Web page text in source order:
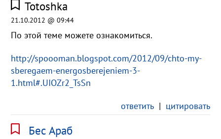
Totoshka
21.10.2012 @ 09:44
По этой теме можете ознакомиться.
http://spoooman.blogspot.com/2012/09/chto-my-
sberegaem-energosberejeniem-3-
1.html#.UIOZr2_TsSn
ответить| цитировать
Бес Араб